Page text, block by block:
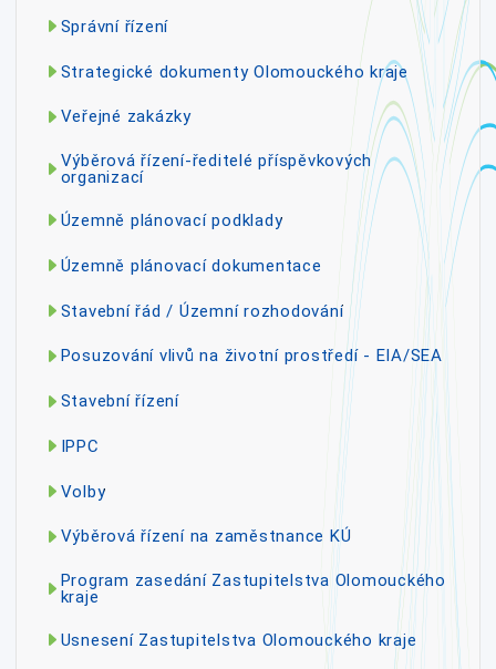
Správní řízení
Strategické dokumenty Olomouckého kraje
Veřejné zakázky
Výběrová řízení-ředitelé příspěvkových
organizací
Územně plánovací podklady
Územně plánovací dokumentace
Stavební řád / Územní rozhodování
Posuzování vlivů na životní prostředí - EIA/SEA
Stavební řízení
IPPC
Volby
Výběrová řízení na zaměstnance KÚ
Program zasedání Zastupitelstva Olomouckého
kraje
Usnesení Zastupitelstva Olomouckého kraje